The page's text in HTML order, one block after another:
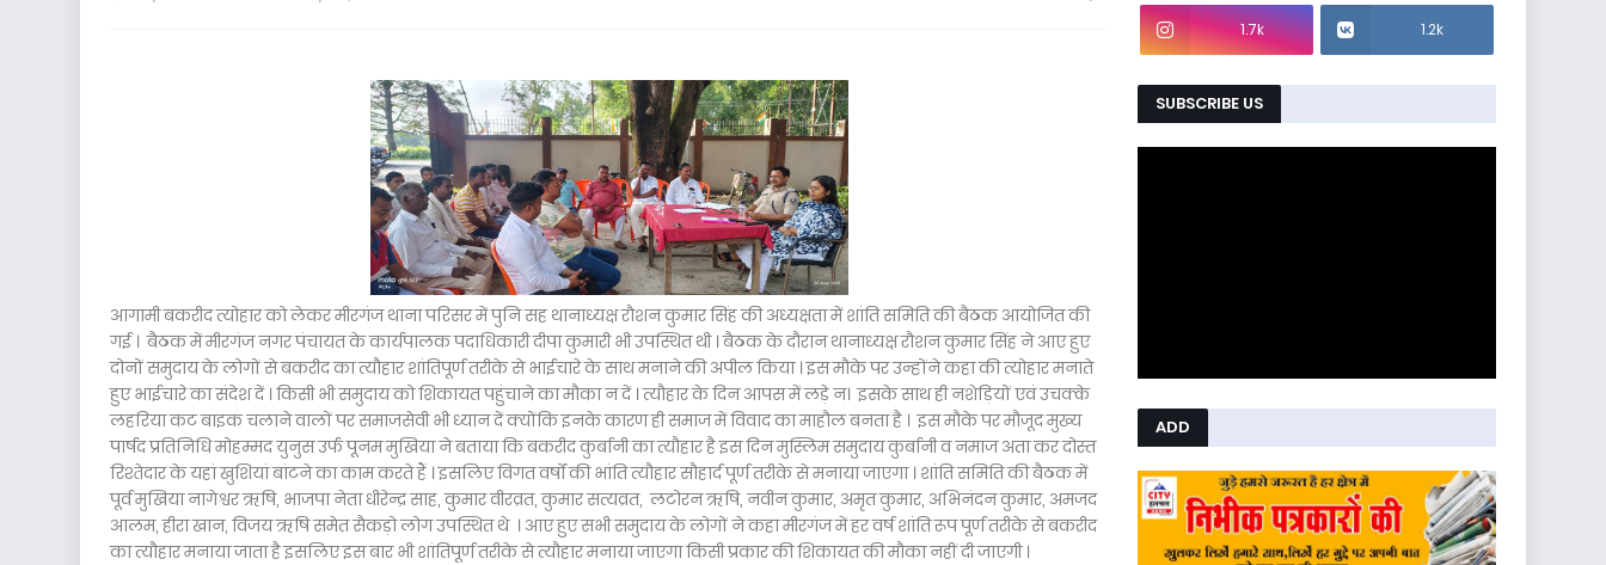
आगामी बकरीद त्योहार को लेकर मीरगंज थाना परिसर में पुनि सह थानाध्यक्ष रौशन कुमार सिंह की अध्यक्षता में शांति समिति की बैठक आयोजित की
गई । बैठक में मीरगंज नगर पंचायत के कार्यपालक पदाधिकारी दीपा कुमारी भी उपस्थित थी । बैठक के दौरान थानाध्यक्ष रौशन कुमार सिंह ने आए हुए
दोनों समुदाय के लोगों से बकरीद का त्यौहार शांतिपूर्ण तरीके से भाईचारे के साथ मनाने की अपील किया । इस मौके पर उन्होंने कहा की त्योहार मनाते
हुए भाईचारे का संदेश दें । किसी भी समुदाय को शिकायत पहुंचाने का मौका न दें । त्यौहार के दिन आपस में लड़े न। इसके साथ ही नशेड़ियों एवं उचक्के
लहरिया कट बाइक चलाने वालों पर समाजसेवी भी ध्यान दें क्योंकि इनके कारण ही समाज में विवाद का माहौल बनता है । इस मौके पर मौजूद मुख्य
पार्षद प्रतिनिधि मोहम्मद युनुस उर्फ पूनम मुखिया ने बताया कि बकरीद कुर्बानी का त्यौहार है इस दिन मुस्लिम समुदाय कुर्बानी व नमाज अता कर दोस्त
रिश्तेदार के यहां खुशियां बांटने का काम करते हैं । इसलिए विगत वर्षों की भांति त्यौहार सौहार्द पूर्ण तरीके से मनाया जाएगा । शांति समिति की बैठक में
पूर्व मुखिया नागेश्वर ऋषि, भाजपा नेता धीरेन्द्र साह, कुमार वीरव्रत, कुमार सत्यव्रत, लटोरन ऋषि, नवीन कुमार, अमृत कुमार, अभिनंदन कुमार, अमजद
आलम, हीरा खान, विजय ऋषि समेत सैकड़ो लोग उपस्थित थे । आए हुए सभी समुदाय के लोगों ने कहा मीरगंज में हर वर्ष शांति रूप पूर्ण तरीके से बकरीद
का त्यौहार मनाया जाता है इसलिए इस बार भी शांतिपूर्ण तरीके से त्यौहार मनाया जाएगा किसी प्रकार की शिकायत की मौका नहीं दी जाएगी ।
1.7k 1.2k
SUBSCRIBE US
ADD